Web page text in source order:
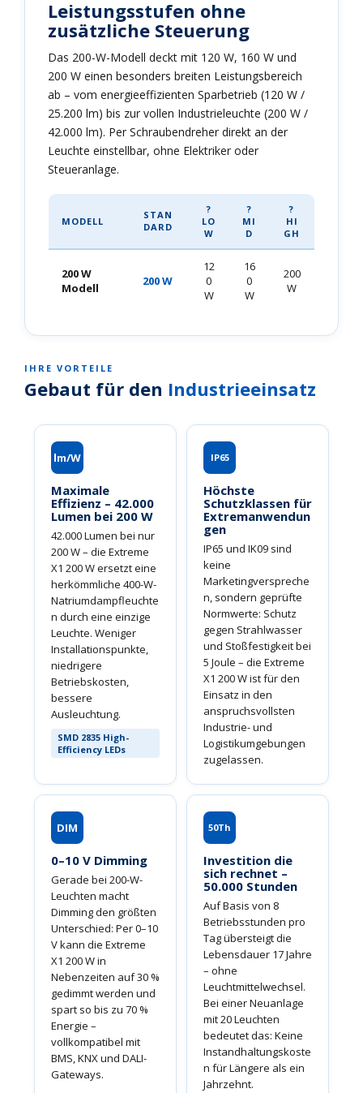
Leistungsstufen ohne
zusätzliche Steuerung
Das 200-W-Modell deckt mit 120 W, 160 W und
200 W einen besonders breiten Leistungsbereich
ab – vom energieeffizienten Sparbetrieb (120 W /
25.200 lm) bis zur vollen Industrieleuchte (200 W /
42.000 lm). Per Schraubendreher direkt an der
Leuchte einstellbar, ohne Elektriker oder
Steueranlage.
MODELL
STAN
DARD
?
LO
W
?
MI
D
?
HI
GH
200 W
Modell
200 W
12
0
W
16
0
W
200
W
IHRE VORTEILE
Gebaut für den Industrieeinsatz
lm/W
Maximale
Effizienz – 42.000
Lumen bei 200 W
42.000 Lumen bei nur
200 W – die Extreme
X1 200 W ersetzt eine
herkömmliche 400-W-
Natriumdampfleuchte
n durch eine einzige
Leuchte. Weniger
Installationspunkte,
niedrigere
Betriebskosten,
bessere
Ausleuchtung.
SMD 2835 High-
Efficiency LEDs
IP65
Höchste
Schutzklassen für
Extremanwendun
gen
IP65 und IK09 sind
keine
Marketingverspreche
n, sondern geprüfte
Norm­werte: Schutz
gegen Strahlwasser
und Stoßfestigkeit bei
5 Joule – die Extreme
X1 200 W ist für den
Einsatz in den
anspruchsvollsten
Industrie- und
Logistikumgebungen
zugelassen.
DIM
0–10 V Dimming
Gerade bei 200-W-
Leuchten macht
Dimming den größ­ten
Unterschied: Per 0–10
V kann die Extreme
X1 200 W in
Nebenzeiten auf 30 %
gedimmt werden und
spart so bis zu 70 %
Energie –
vollkompatibel mit
BMS, KNX und DALI-
Gateways.
50Th
Investition die
sich rechnet –
50.000 Stunden
Auf Basis von 8
Betriebsstunden pro
Tag übersteigt die
Lebensdauer 17 Jahre
– ohne
Leuchtmittelwechsel.
Bei einer Neuanlage
mit 20 Leuchten
bedeutet das: Keine
Instandhaltungskoste
n für Längere als ein
Jahrzehnt.